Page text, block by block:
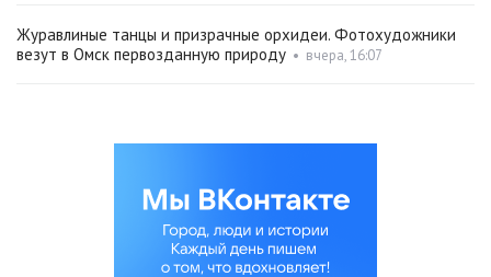
Журавлиные танцы и призрачные орхидеи. Фотохудожники
везут в Омск первозданную природу • вчера, 16:07